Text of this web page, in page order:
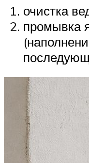
очистка
промывка